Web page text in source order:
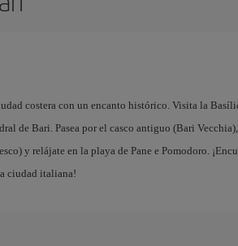
costera con un encanto histórico. Visita la
de Bari. Pasea por el casco antiguo (Bari
y relájate en la playa de Pane e Pomodoro.
ciudad italiana!